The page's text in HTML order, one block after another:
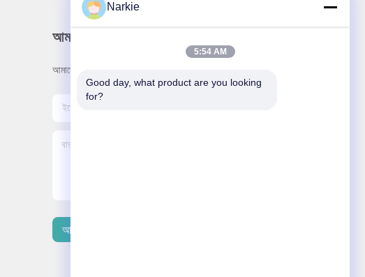
আমাদের নিউজলেটার
আমাদের নিউজলেটারে সাবস্ক্রাইব করুন এবং আরও অনেক কিছু পেতে পারেন।
আমাদের সাথে যোগাযোগ
Narkie
5:54 AM
Good day, what product are you looking
for?